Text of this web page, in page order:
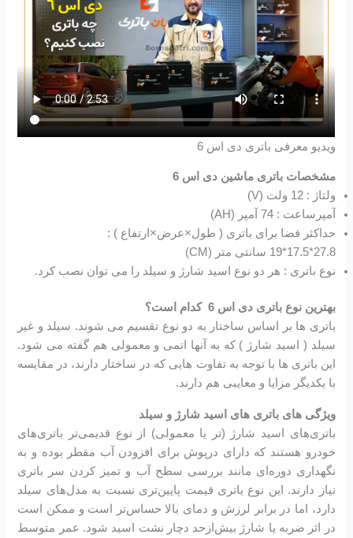
ویدیو معرفی باتری دی اس 6
مشخصات باتری ماشین دی اس 6
ولتاژ : 12 ولت (V)
آمپرساعت : 74 آمپر (AH)
حداکثر فضا برای باتری ( طول×عرض×ارتفاع ) :
27.8*17.5*19 سانتی متر (CM)
نوع باتری : هر دو نوع اسید شارژ و سیلد را می توان نصب کرد.
بهترین نوع باتری دی اس 6 کدام است؟
باتری ها بر اساس ساختار به دو نوع تقسیم می شوند. سیلد و غیر
سیلد ( اسید شارژ ) که به آنها اتمی و معمولی هم گفته می شود.
این باتری ها با توجه به تفاوت هایی که در ساختار دارند، در مقایسه
با یکدیگر مزایا و معایبی هم دارند.
ویژگی های باتری های اسید شارژ و سیلد
باتری‌های اسید شارژ (تر یا معمولی) از نوع قدیمی‌تر باتری‌های
خودرو هستند که دارای درپوش برای افزودن آب مقطر بوده و به
نگهداری دوره‌ای مانند بررسی سطح آب و تمیز کردن سر باتری
نیاز دارند. این نوع باتری قیمت پایین‌تری نسبت به مدل‌های سیلد
دارد، اما در برابر لرزش و دمای بالا حساس‌تر است و ممکن است
در اثر ضربه یا شارژ بیش‌ازحد دچار نشت اسید شود. عمر متوسط